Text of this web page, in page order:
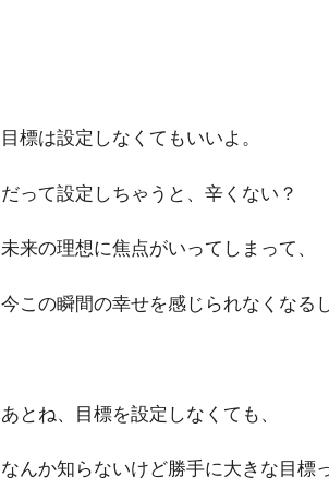
目標は設定しなくてもいいよ。
だって設定しちゃうと、辛くない？
未来の理想に焦点がいってしまって、
今この瞬間の幸せを感じられなくなるし
あとね、目標を設定しなくても、
なんか知らないけど勝手に大きな目標っ